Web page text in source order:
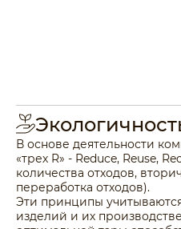
В основе деятельности
«трех R» - Reduce, Reuse,
количества отходов,
переработка отходов).
Эти принципы
изделий и их